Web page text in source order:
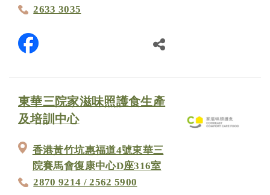
2633 3035
東華三院家滋味照護食生產
及培訓中心
香港黃竹坑惠福道4號東華三
院賽馬會復康中心D座316室
2870 9214 / 2562 5900